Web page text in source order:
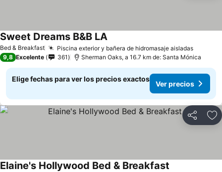
Bed & Breakfast Piscina exterior y bañera de hidromasaje aisladas
Sweet Dreams B&B LA
9,8 Excelente 361 Sherman Oaks, a 16.7 km de: Santa Mónica
Elige fechas para ver los precios exactos
Ver precios
Compartir
Elaine's Hollywood Bed & Breakfast